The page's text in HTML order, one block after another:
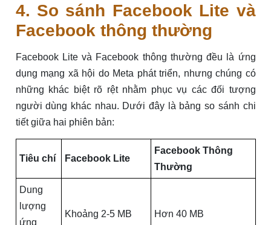
4. So sánh Facebook Lite và
Facebook thông thường
Facebook Lite và Facebook thông thường đều là ứng
dụng mạng xã hội do Meta phát triển, nhưng chúng có
những khác biệt rõ rệt nhằm phục vụ các đối tượng
người dùng khác nhau. Dưới đây là bảng so sánh chi
tiết giữa hai phiên bản:
Tiêu chí Facebook Lite
Facebook Thông
Thường
Dung
lượng
ứng
Khoảng 2-5 MB Hơn 40 MB